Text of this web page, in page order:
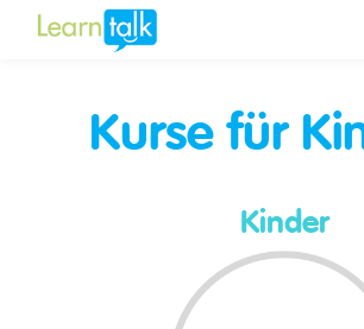
Kurse für
Kinder